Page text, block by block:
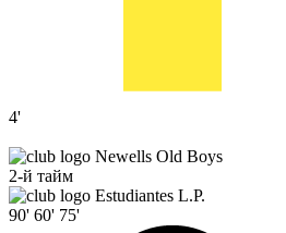
4'
Newells Old Boys
2-й тайм
Estudiantes L.P.
90' 60' 75'